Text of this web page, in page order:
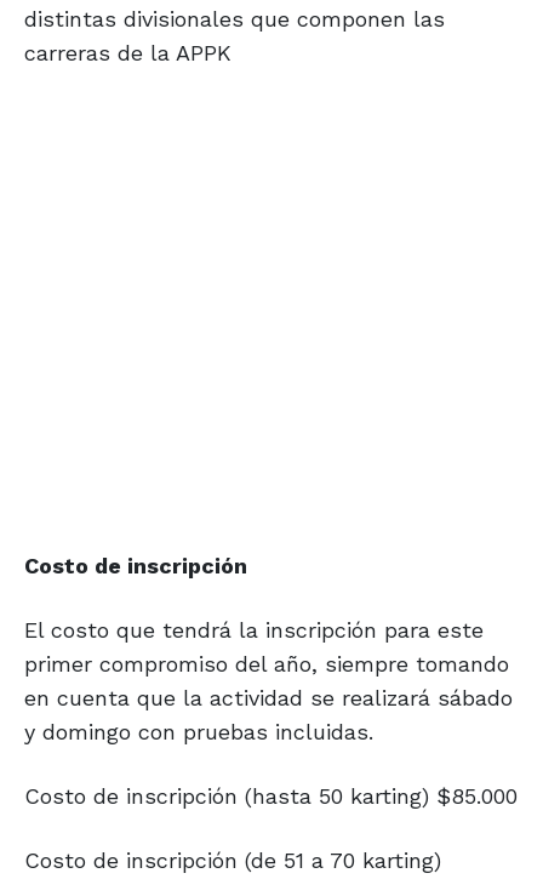
distintas divisionales que componen las
carreras de la APPK
Costo de inscripción
El costo que tendrá la inscripción para este
primer compromiso del año, siempre tomando
en cuenta que la actividad se realizará sábado
y domingo con pruebas incluidas.
Costo de inscripción (hasta 50 karting) $85.000
Costo de inscripción (de 51 a 70 karting)